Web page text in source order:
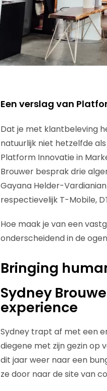
Een verslag van
Dat je met klantbeleving
natuurlijk niet hetzelfde
Platform Innovatie in
Brouwer besprak drie
Gayana Helder-
respectievelijk T-Mobile,
Hoe maak je van een
onderscheidend in de
Bringing
Sydney
experience
Sydney trapt af met een
diegene met zijn gezin op
dit jaar weer naar een
ze door naar de site van